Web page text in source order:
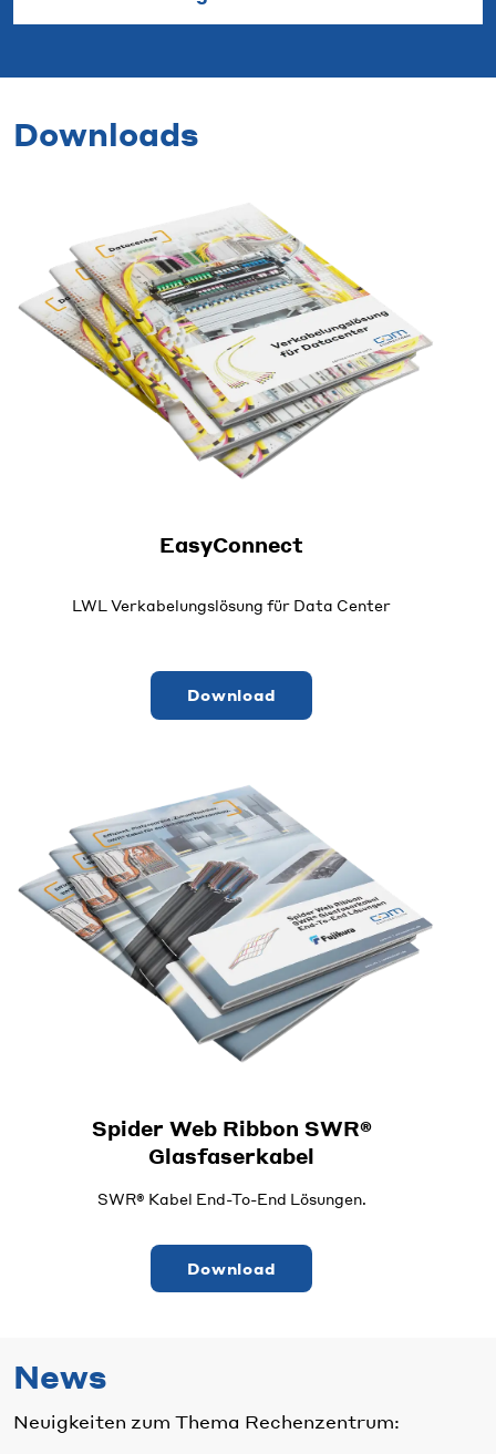
Downloads
EasyConnect
LWL Verkabelungslösung für Data Center
Download
Spider Web Ribbon SWR®
Glasfaserkabel
SWR® Kabel End-To-End Lösungen.
Download
News
Neuigkeiten zum Thema Rechenzentrum: